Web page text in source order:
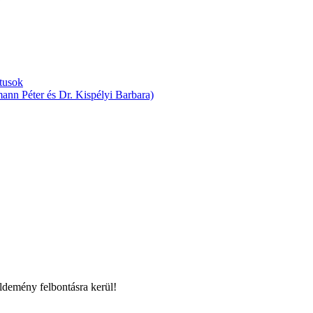
Péter és Dr. Kispélyi Barbara)
felbontásra kerül!